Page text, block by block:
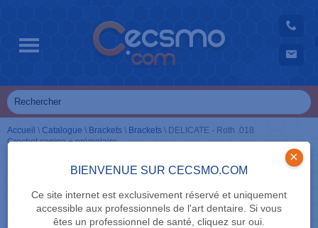
BIENVENUE SUR CECSMO.COM
Ce site internet est exclusivement réservé et uniquement
accessible aux professionnels de l'art dentaire. Si vous
êtes un professionnel de santé, cliquez sur oui.
×
Accueil \ Catalogue \ Brackets \ Brackets \ DELICATE - Roth .018
Crochet canine + prémolaire